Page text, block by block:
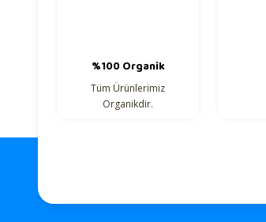
Ürün bilgilerinde hatalar bulunuyor.
Ürün fiyatı diğer sitelerden daha pahalı.
Bu ürüne benzer farklı alternatifler olmalı.
%100 Organik
Tüm Ürünlerimiz
Organikdir.